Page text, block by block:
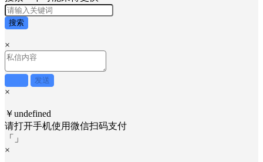
搜索
×
发送
×
￥undefined
请打开手机使用微信扫码支付
「
」
×